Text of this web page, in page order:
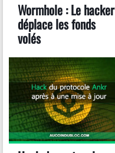
Wormhole : Le hacker
déplace les fonds
volés